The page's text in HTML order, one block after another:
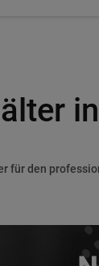
für den